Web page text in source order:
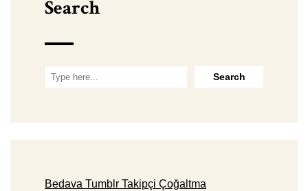
Search
Bedava Tumblr Takipçi Çoğaltma